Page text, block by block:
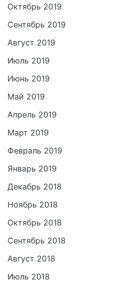
Октябрь 2019
Сентябрь 2019
Август 2019
Июль 2019
Июнь 2019
Май 2019
Апрель 2019
Март 2019
Февраль 2019
Январь 2019
Декабрь 2018
Ноябрь 2018
Октябрь 2018
Сентябрь 2018
Август 2018
Июль 2018